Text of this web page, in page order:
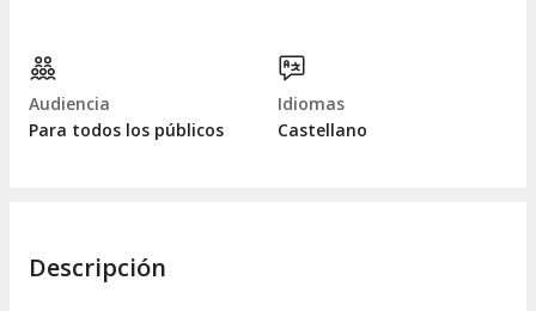
Audiencia
Para todos los públicos
Idiomas
Castellano
Descripción